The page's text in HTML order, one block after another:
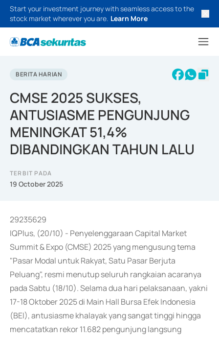
Start your investment journey with seamless access to the
stock market wherever you are. Learn More
BERITA HARIAN
CMSE 2025 SUKSES,
ANTUSIASME PENGUNJUNG
MENINGKAT 51,4%
DIBANDINGKAN TAHUN LALU
TERBIT PADA
19 October 2025
29235629
IQPlus, (20/10) - Penyelenggaraan Capital Market
Summit & Expo (CMSE) 2025 yang mengusung tema
"Pasar Modal untuk Rakyat, Satu Pasar Berjuta
Peluang", resmi menutup seluruh rangkaian acaranya
pada Sabtu (18/10). Selama dua hari pelaksanaan, yakni
17-18 Oktober 2025 di Main Hall Bursa Efek Indonesia
(BEI), antusiasme khalayak yang sangat tinggi hingga
mencatatkan rekor 11.682 pengunjung langsung